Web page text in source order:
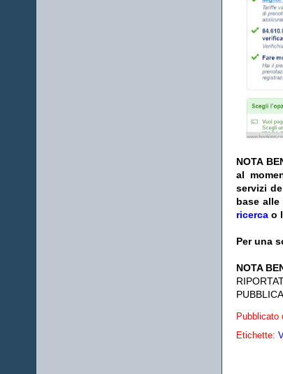
NOTA
al
servizi
base
ricerca o
Per una
NOTA
Pubblicato
Etichette: